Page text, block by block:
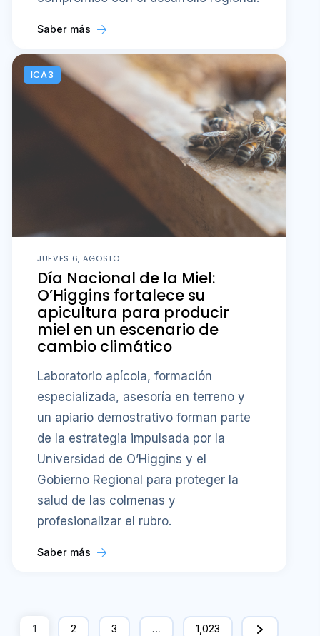
Saber más
ICA3
JUEVES 6, AGOSTO
Día Nacional de la Miel:
O’Higgins fortalece su
apicultura para producir
miel en un escenario de
cambio climático
Laboratorio apícola, formación
especializada, asesoría en terreno y
un apiario demostrativo forman parte
de la estrategia impulsada por la
Universidad de O’Higgins y el
Gobierno Regional para proteger la
salud de las colmenas y
profesionalizar el rubro.
Saber más
1 2 3 … 1,023